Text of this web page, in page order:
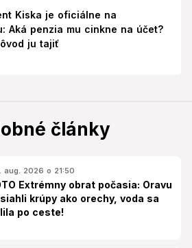
Kiska je oficiálne na
Aká penzia mu cinkne na účet?
ju tajiť
články
aug. 2026 o 21:50
Extrémny obrat počasia: Oravu
krúpy ako orechy, voda sa
po ceste!